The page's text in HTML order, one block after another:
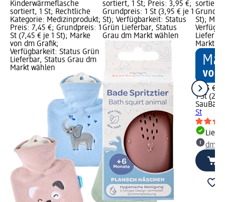
Kinderwärmeflasche
sortiert, 1 St; Rechtliche
Kategorie: Medizinprodukt;
Preis: 7,45 €; Grundpreis: 1
St (7,45 € je 1 St); Marke
von dm Grafik;
Verfügbarkeit: Status Grün
Lieferbar, Status Grau dm
Markt wählen
sortiert, 1 St; Preis: 3,95 €;
Grundpreis: 1 St (3,95 € je 1
St); Verfügbarkeit: Status
Grün Lieferbar, Status
Grau dm Markt wählen
sortiert,
St);
Markt
2,95 €
1 St
SauBär
St
dm